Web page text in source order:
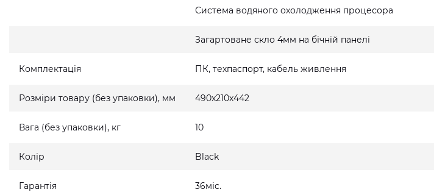
Система водяного охолодження процесора
Загартоване скло 4мм на бічній панелі
Комплектація ПК, техпаспорт, кабель живлення
Розміри товару (без упаковки), мм 490x210x442
Вага (без упаковки), кг 10
Колір Black
Гарантія 36міс.